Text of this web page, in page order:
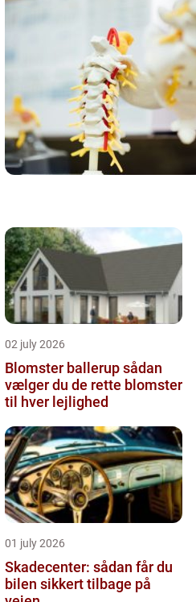
02 july 2026
Blomster ballerup sådan
vælger du de rette blomster
til hver lejlighed
01 july 2026
Skadecenter: sådan får du
bilen sikkert tilbage på